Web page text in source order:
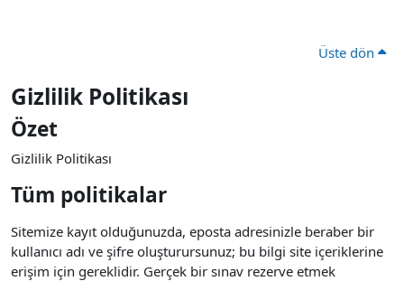
Üste dön
Gizlilik Politikası
Özet
Gizlilik Politikası
Tüm politikalar
Sitemize kayıt olduğunuzda, eposta adresinizle beraber bir
kullanıcı adı ve şifre oluşturursunuz; bu bilgi site içeriklerine
erişim için gereklidir. Gerçek bir sınav rezerve etmek